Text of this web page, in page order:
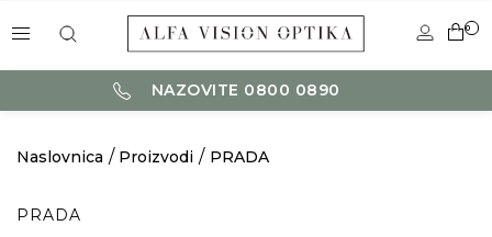
0
NAZOVITE 0800 0890
Naslovnica Proizvodi PRADA
PRADA